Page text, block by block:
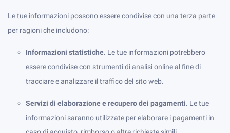
Le tue informazioni possono essere condivise con una terza parte
per ragioni che includono:
Informazioni statistiche. Le tue informazioni potrebbero
essere condivise con strumenti di analisi online al fine di
tracciare e analizzare il traffico del sito web.
Servizi di elaborazione e recupero dei pagamenti. Le tue
informazioni saranno utilizzate per elaborare i pagamenti in